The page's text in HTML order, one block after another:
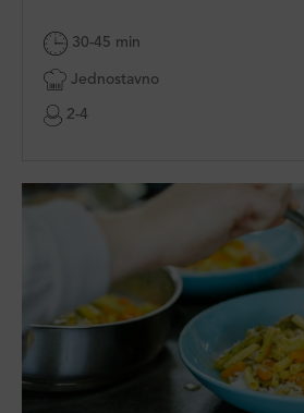
30-45 min
Jednostavno
2-4